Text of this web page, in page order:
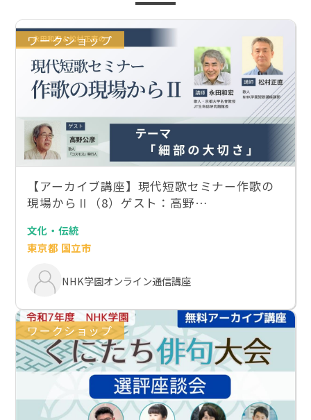
ワークショップ
【アーカイブ講座】現代短歌セミナー作歌の
現場からⅡ（8）ゲスト：高野…
文化・伝統
東京都 国立市
NHK学園オンライン通信講座
ワークショップ